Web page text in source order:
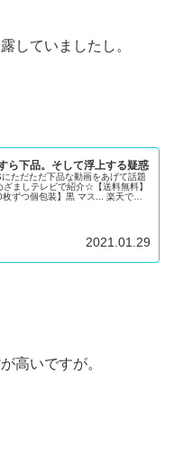
していましたし。
ら下品。そして浮上する疑惑
ただただ下品な動画をあげて話題
ましテレビで紹介☆【送料無料】
枚ずつ個包装】黒 マス... 楽天で購
2021.01.29
高いですが。